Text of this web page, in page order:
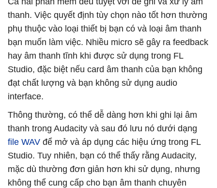
thanh. Việc quyết định tùy chọn nào tốt hơn thường
phụ thuộc vào loại thiết bị bạn có và loại âm thanh
bạn muốn làm việc. Nhiều micro sẽ gây ra feedback
hay âm thanh tĩnh khi được sử dụng trong FL
Studio, đặc biệt nếu card âm thanh của bạn không
đạt chất lượng và bạn không sử dụng audio
interface.
Thông thường, có thể dễ dàng hơn khi ghi lại âm
thanh trong Audacity và sau đó lưu nó dưới dạng
file WAV để mở và áp dụng các hiệu ứng trong FL
Studio. Tuy nhiên, bạn có thể thấy rằng Audacity,
mặc dù thường đơn giản hơn khi sử dụng, nhưng
không thể cung cấp cho bạn âm thanh chuyên